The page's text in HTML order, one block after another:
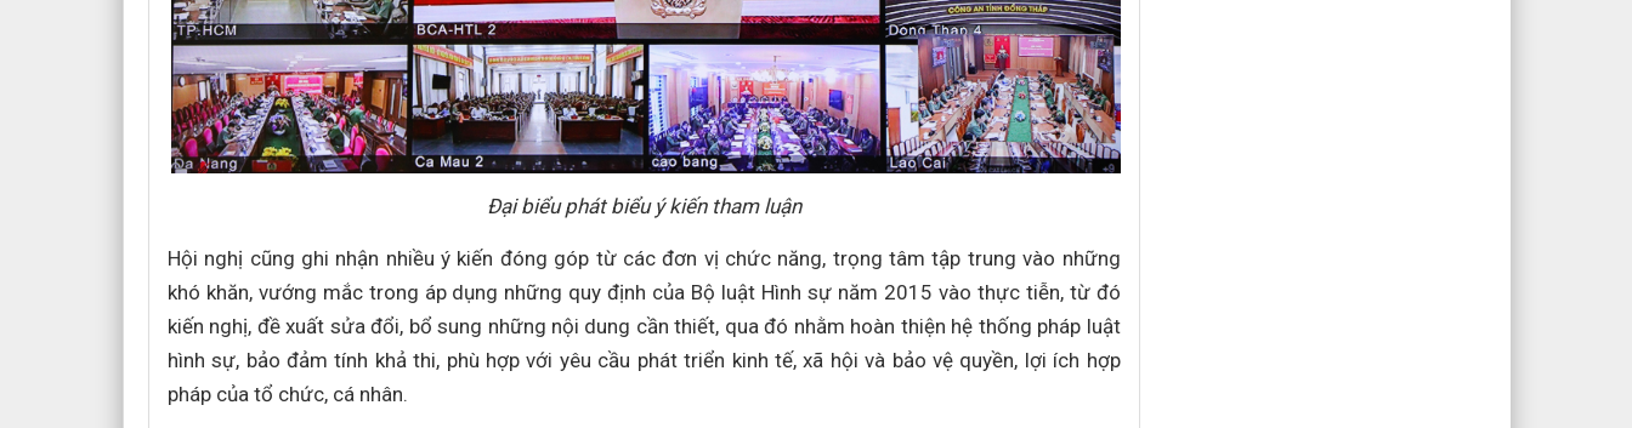
Đại biểu phát biểu ý kiến tham luận
Hội nghị cũng ghi nhận nhiều ý kiến đóng góp từ các đơn vị chức năng, trọng tâm tập trung vào những
khó khăn, vướng mắc trong áp dụng những quy định của Bộ luật Hình sự năm 2015 vào thực tiễn, từ đó
kiến nghị, đề xuất sửa đổi, bổ sung những nội dung cần thiết, qua đó nhằm hoàn thiện hệ thống pháp luật
hình sự, bảo đảm tính khả thi, phù hợp với yêu cầu phát triển kinh tế, xã hội và bảo vệ quyền, lợi ích hợp
pháp của tổ chức, cá nhân.